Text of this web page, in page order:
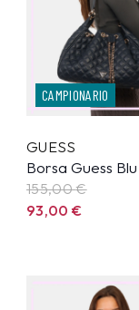
CAMPIONARIO
GUESS
Borsa Guess Blu
155,00€
93,00€